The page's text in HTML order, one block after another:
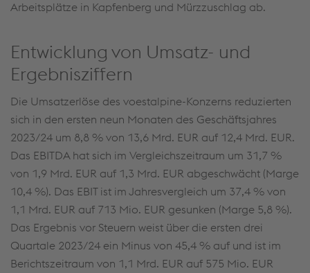
Arbeitsplätze in Kapfenberg und Mürzzuschlag ab.
Entwicklung von Umsatz- und
Ergebnisziffern
Die Umsatzerlöse des voestalpine-Konzerns reduzierten
sich in den ersten neun Monaten des Geschäftsjahres
2023/24 um 8,8 % von 13,6 Mrd. EUR auf 12,4 Mrd. EUR.
Das EBITDA hat sich im Vergleichszeitraum um 31,7 %
von 1,9 Mrd. EUR auf 1,3 Mrd. EUR abgeschwächt (Marge
10,4 %). Das EBIT ist im Jahresvergleich um 37,4 % von
1,1 Mrd. EUR auf 713 Mio. EUR gesunken (Marge 5,8 %).
Das Ergebnis vor Steuern weist über die ersten drei
Quartale 2023/24 ein Minus von 45,4 % auf und ist im
Berichtszeitraum von 1,1 Mrd. EUR auf 575 Mio. EUR